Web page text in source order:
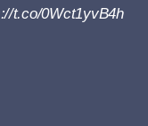
t.co/0Wct1yvB4h